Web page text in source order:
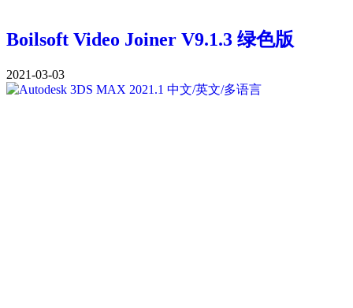
Boilsoft Video Joiner V9.1.3 绿色版
2021-03-03